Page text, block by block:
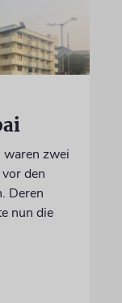
waren zwei
den
Deren
nun die